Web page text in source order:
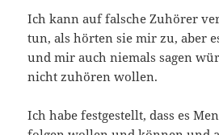
Ich kann auf falsche Zuhörer
tun, als hörten sie mir zu, aber
und mir auch niemals sagen
nicht zuhören wollen.
Ich habe festgestellt, dass es